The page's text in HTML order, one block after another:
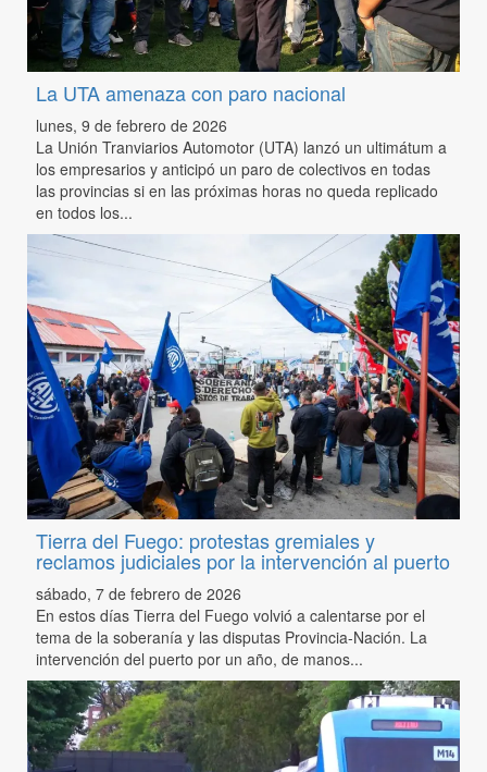
La UTA amenaza con paro nacional
lunes, 9 de febrero de 2026
La Unión Tranviarios Automotor (UTA) lanzó un ultimátum a
los empresarios y anticipó un paro de colectivos en todas
las provincias si en las próximas horas no queda replicado
en todos los...
Tierra del Fuego: protestas gremiales y
reclamos judiciales por la intervención al puerto
sábado, 7 de febrero de 2026
En estos días Tierra del Fuego volvió a calentarse por el
tema de la soberanía y las disputas Provincia-Nación. La
intervención del puerto por un año, de manos...